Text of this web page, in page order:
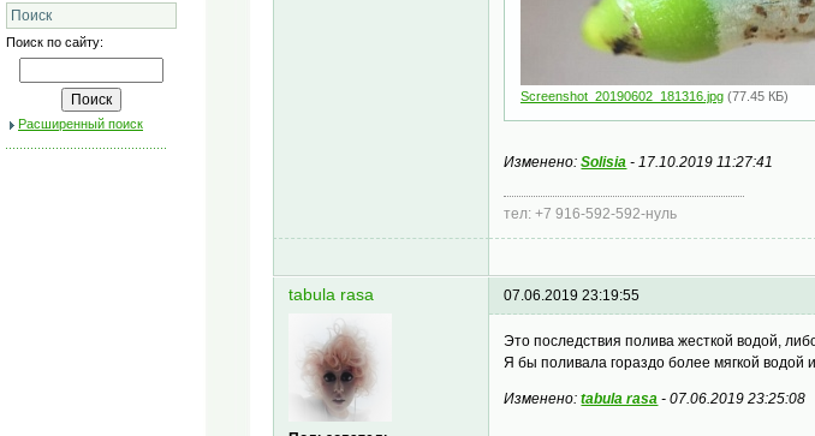
Поиск
Поиск по сайту:
Расширенный поиск
Screenshot_20190602_181316.jpg (77.45 КБ)
Изменено:Solisia -17.10.2019 11:27:41
тел: +7 916-592-592-нуль
tabula rasa 07.06.2019 23:19:55
Это последствия полива жесткой водой,
Я бы поливала гораздо более мягкой водой
Изменено:tabula rasa -07.06.2019 23:25:08